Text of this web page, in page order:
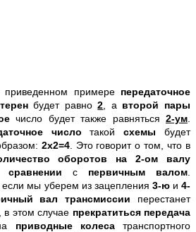
примере передаточное
будет равно2 , а второй пары
число будет также равняться 2-ум
число такойсхемыбудет
2х2=4. Это говорит о том, что в
оборотов на 2-ом валу
сравнении с первичным валом
мы уберем из зацепления 3-юи4-
вал трансмиссии перестанет
в этом случае прекратиться передача
приводные колесатранспортного